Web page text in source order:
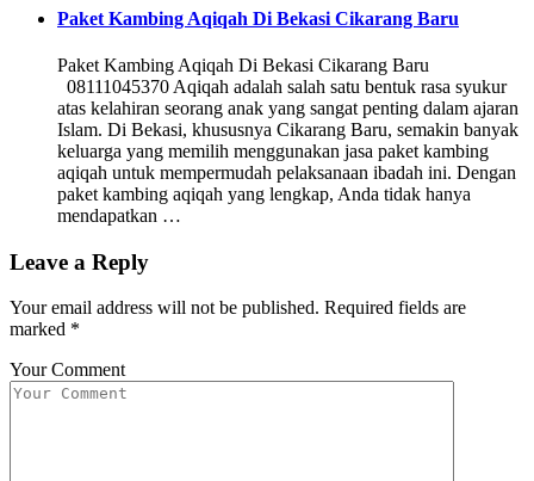
Paket Kambing Aqiqah Di Bekasi Cikarang Baru
Paket Kambing Aqiqah Di Bekasi Cikarang Baru
08111045370 Aqiqah adalah salah satu bentuk rasa syukur
atas kelahiran seorang anak yang sangat penting dalam ajaran
Islam. Di Bekasi, khususnya Cikarang Baru, semakin banyak
keluarga yang memilih menggunakan jasa paket kambing
aqiqah untuk mempermudah pelaksanaan ibadah ini. Dengan
paket kambing aqiqah yang lengkap, Anda tidak hanya
mendapatkan …
Leave a Reply
Your email address will not be published. Required fields are
marked *
Your Comment